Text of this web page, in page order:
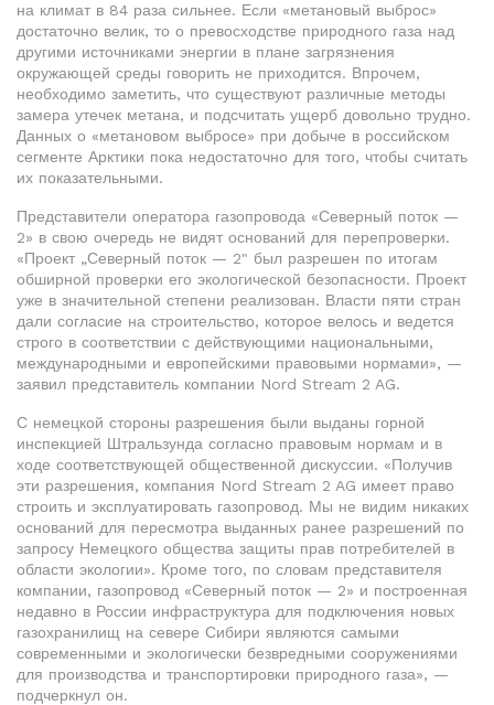
на климат в 84 раза сильнее. Если «метановый выброс»
достаточно велик, то о превосходстве природного газа над
другими источниками энергии в плане загрязнения
окружающей среды говорить не приходится. Впрочем,
необходимо заметить, что существуют различные методы
замера утечек метана, и подсчитать ущерб довольно трудно.
Данных о «метановом выбросе» при добыче в российском
сегменте Арктики пока недостаточно для того, чтобы считать
их показательными.
Представители оператора газопровода «Северный поток —
2» в свою очередь не видят оснований для перепроверки.
«Проект „Северный поток — 2" был разрешен по итогам
обширной проверки его экологической безопасности. Проект
уже в значительной степени реализован. Власти пяти стран
дали согласие на строительство, которое велось и ведется
строго в соответствии с действующими национальными,
международными и европейскими правовыми нормами», —
заявил представитель компании Nord Stream 2 AG.
С немецкой стороны разрешения были выданы горной
инспекцией Штральзунда согласно правовым нормам и в
ходе соответствующей общественной дискуссии. «Получив
эти разрешения, компания Nord Stream 2 AG имеет право
строить и эксплуатировать газопровод. Мы не видим никаких
оснований для пересмотра выданных ранее разрешений по
запросу Немецкого общества защиты прав потребителей в
области экологии». Кроме того, по словам представителя
компании, газопровод «Северный поток — 2» и построенная
недавно в России инфраструктура для подключения новых
газохранилищ на севере Сибири являются самыми
современными и экологически безвредными сооружениями
для производства и транспортировки природного газа», —
подчеркнул он.